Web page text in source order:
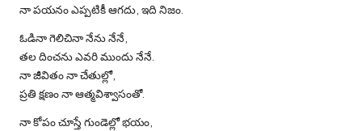
నా పయనం ఎప్పటికీ ఆగదు, ఇది నిజం.
ఓడినా గెలిచినా నేను నేనే,
తల దించను ఎవరి ముందు నేనే.
నా జీవితం నా చేతుల్లో,
ప్రతి క్షణం నా ఆత్మవిశ్వాసంతో.
నా కోపం చూస్తే గుండెల్లో భయం,